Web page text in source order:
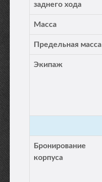
заднего хода
Масса
Предельная масса
Экипаж
Бронирование
корпуса